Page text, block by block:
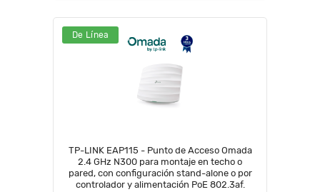
De Línea
TP-LINK EAP115 - Punto de Acceso Omada
2.4 GHz N300 para montaje en techo o
pared, con configuración stand-alone o por
controlador y alimentación PoE 802.3af.